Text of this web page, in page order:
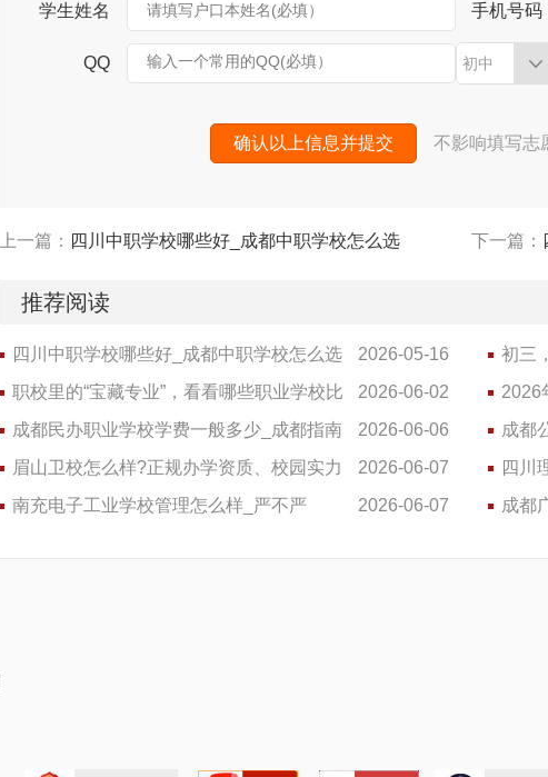
学生姓名 请填写户口本姓名(必填） 手机号码
QQ 输入一个常用的QQ(必填） 初中
确认以上信息并提交 不影响填写志
上一篇： 四川中职学校哪些好_成都中职学校怎么选 下一篇：
推荐阅读
2026-05-16
四川中职学校哪些好_成都中职学校怎么选
初三
2026-06-02
职校里的“宝藏专业”，看看哪些职业学校比
较好
2026
校...
2026-06-06
成都民办职业学校学费一般多少_成都指南
针学校...
成都
么样
2026-06-07
眉山卫校怎么样?正规办学资质、校园实力
全面介...
四川
作吗
2026-06-07
南充电子工业学校管理怎么样_严不严
成都